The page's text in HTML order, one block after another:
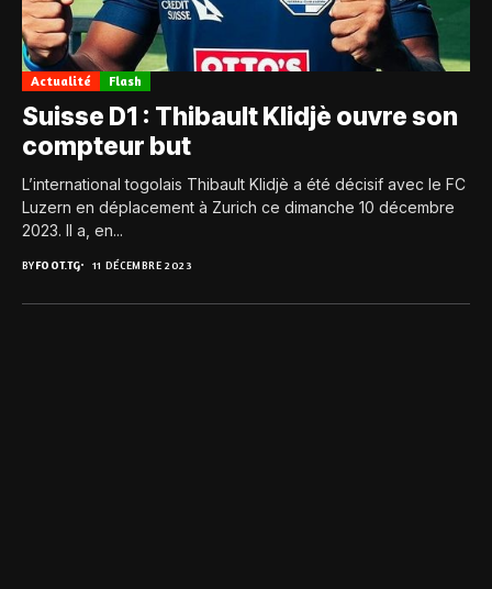
Actualité Flash
Suisse D1 : Thibault Klidjè ouvre son
compteur but
L’international togolais Thibault Klidjè a été décisif avec le FC
Luzern en déplacement à Zurich ce dimanche 10 décembre
2023. Il a, en...
BYFOOT.TG 11 DÉCEMBRE 2023